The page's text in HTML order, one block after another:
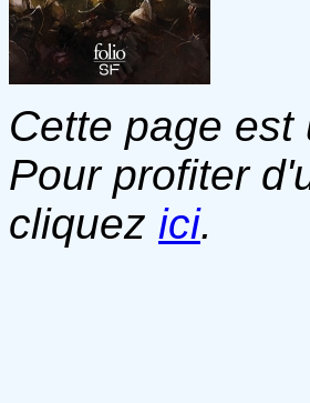
Cette page
Pour profiter
cliquez ici.